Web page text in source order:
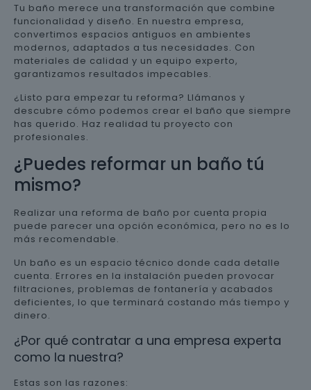
Tu baño merece una transformación que combine
funcionalidad y diseño. En nuestra empresa,
convertimos espacios antiguos en ambientes
modernos, adaptados a tus necesidades. Con
materiales de calidad y un equipo experto,
garantizamos resultados impecables.
¿Listo para empezar tu reforma? Llámanos y
descubre cómo podemos crear el baño que siempre
has querido. Haz realidad tu proyecto con
profesionales.
¿Puedes reformar un baño tú
mismo?
Realizar una reforma de baño por cuenta propia
puede parecer una opción económica, pero no es lo
más recomendable.
Un baño es un espacio técnico donde cada detalle
cuenta. Errores en la instalación pueden provocar
filtraciones, problemas de fontanería y acabados
deficientes, lo que terminará costando más tiempo y
dinero.
¿Por qué contratar a una empresa experta
como la nuestra?
Estas son las razones: